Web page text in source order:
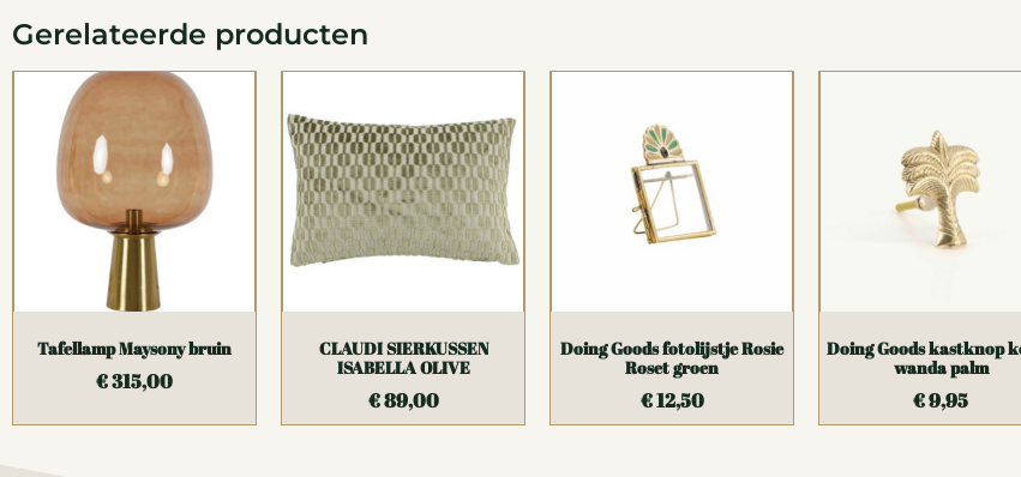
Gerelateerde producten
Tafellamp Maysony bruin
€315,00
CLAUDI SIERKUSSEN
ISABELLA OLIVE
€89,00
Doing Goods fotolijstje Rosie
Roset groen
€12,50
Doing Goods kastknop
wanda palm
€9,95